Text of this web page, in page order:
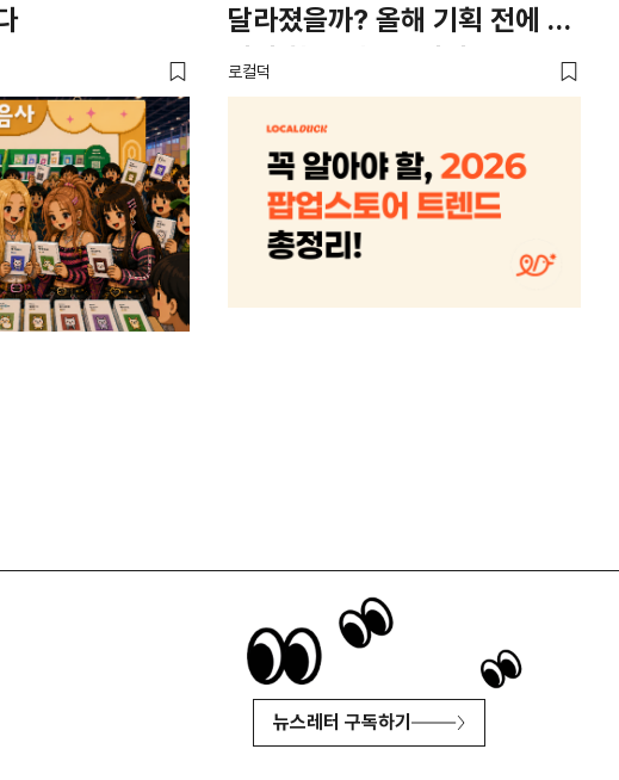
달라졌을까? 올해 기획 전에 꼭
봐야 할 트렌드 4가지
로컬덕
뉴스레터 구독하기